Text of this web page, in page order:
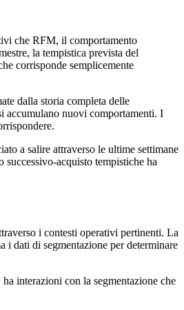
che RFM, il comportamento
la tempistica prevista del
corrisponde semplicemente
dalla storia completa delle
accumulano nuovi comportamenti. I
a salire attraverso le ultime settimane
acquisto tempistiche ha
i contesti operativi pertinenti. La
dati di segmentazione per determinare
interazioni con la segmentazione che